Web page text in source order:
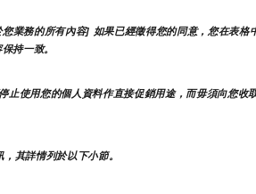
業務的所有內容] 如果已經徵得您的同意，您在表格
持一致。
止使用您的個人資料作直接促銷用途，而毋須向您收
其詳情列於以下小節。